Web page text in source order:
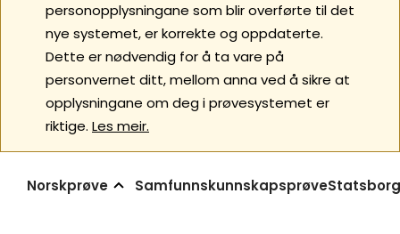
personopplysningane som blir overførte til det
nye systemet, er korrekte og oppdaterte.
Dette er nødvendig for å ta vare på
personvernet ditt, mellom anna ved å sikre at
opplysningane om deg i prøvesystemet er
riktige. Les meir.
Norskprøve Samfunnskunnskapsprøve